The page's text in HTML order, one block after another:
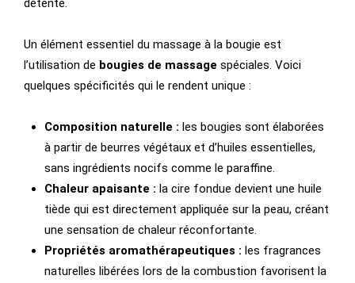
détente.
Un élément essentiel du massage à la bougie est
l’utilisation de bougies de massage spéciales. Voici
quelques spécificités qui le rendent unique :
Composition naturelle : les bougies sont élaborées
à partir de beurres végétaux et d’huiles essentielles,
sans ingrédients nocifs comme le paraffine.
Chaleur apaisante : la cire fondue devient une huile
tiède qui est directement appliquée sur la peau, créant
une sensation de chaleur réconfortante.
Propriétés aromathérapeutiques : les fragrances
naturelles libérées lors de la combustion favorisent la